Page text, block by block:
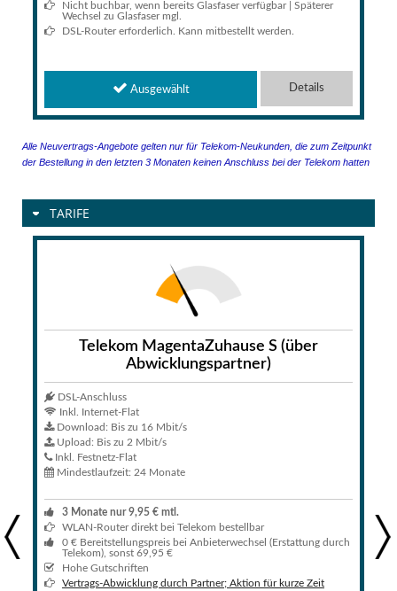
Nicht buchbar, wenn bereits Glasfaser verfügbar | Späterer
Wechsel zu Glasfaser mgl.
DSL-Router erforderlich. Kann mitbestellt werden.
Ausgewählt Details
Alle Neuvertrags-Angebote gelten nur für Telekom-Neukunden, die zum Zeitpunkt
der Bestellung in den letzten 3 Monaten keinen Anschluss bei der Telekom hatten
TARIFE
Previous
Telekom MagentaZuhause S (über
Abwicklungspartner)
DSL-Anschluss
Inkl. Internet-Flat
Download: Bis zu 16 Mbit/s
Upload: Bis zu 2 Mbit/s
Inkl. Festnetz-Flat
Mindestlaufzeit: 24 Monate
3 Monate nur 9,95 € mtl.
WLAN-Router direkt bei Telekom bestellbar
0 € Bereitstellungspreis bei Anbieterwechsel (Erstattung durch
Telekom), sonst 69,95 €
Hohe Gutschriften
Vertrags-Abwicklung durch Partner; Aktion für kurze Zeit
Next